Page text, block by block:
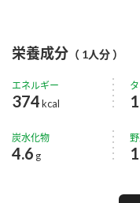
栄養成分 （ 1人分 ）
エネルギー
374kcal
炭水化物
4.6 g